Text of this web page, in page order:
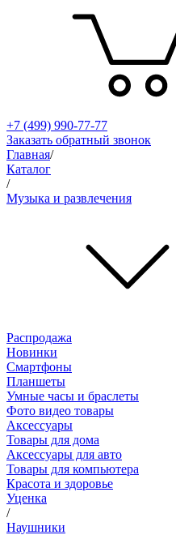
+7 (499) 990-77-77
Заказать обратный звонок
Главная/
Каталог
/
Музыка и развлечения
Распродажа
Новинки
Смартфоны
Планшеты
Умные часы и браслеты
Фото видео товары
Аксессуары
Товары для дома
Аксессуары для авто
Товары для компьютера
Красота и здоровье
Уценка
/
Наушники